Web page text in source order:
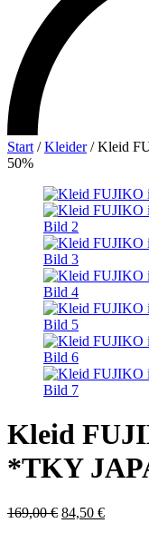
Start /Kleider/Kleid
50%
Kleid
*TKY
169,00€ Ursprünglicher
84,50 €Aktueller